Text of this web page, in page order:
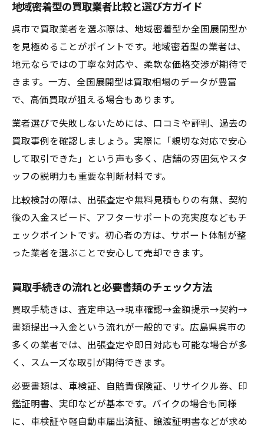
地域密着型の買取業者比較と選び方ガイド
呉市で買取業者を選ぶ際は、地域密着型か全国展開型か
を見極めることがポイントです。地域密着型の業者は、
地元ならではの丁寧な対応や、柔軟な価格交渉が期待で
きます。一方、全国展開型は買取相場のデータが豊富
で、高価買取が狙える場合もあります。
業者選びで失敗しないためには、口コミや評判、過去の
買取事例を確認しましょう。実際に「親切な対応で安心
して取引できた」という声も多く、店舗の雰囲気やスタ
ッフの説明力も重要な判断材料です。
比較検討の際は、出張査定や無料見積もりの有無、契約
後の入金スピード、アフターサポートの充実度などもチ
ェックポイントです。初心者の方は、サポート体制が整
った業者を選ぶことで安心して売却できます。
買取手続きの流れと必要書類のチェック方法
買取手続きは、査定申込→現車確認→金額提示→契約→
書類提出→入金という流れが一般的です。広島県呉市の
多くの業者では、出張査定や即日対応も可能な場合が多
く、スムーズな取引が期待できます。
必要書類は、車検証、自賠責保険証、リサイクル券、印
鑑証明書、実印などが基本です。バイクの場合も同様
に、車検証や軽自動車届出済証、譲渡証明書などが求め